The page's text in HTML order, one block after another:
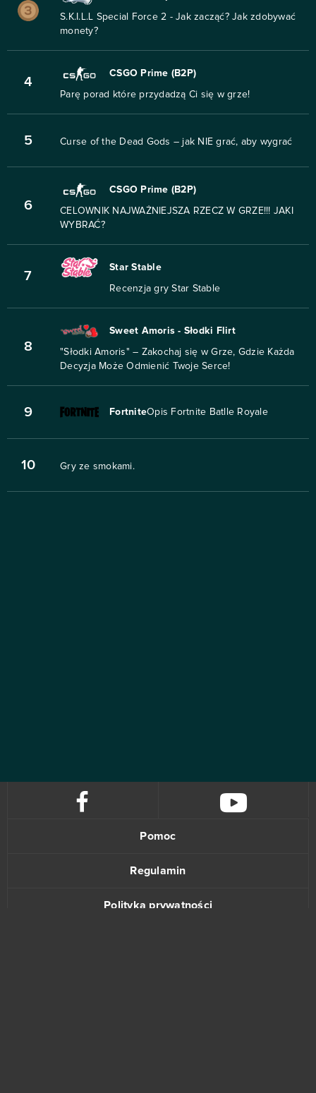
S.K.I.L.L Special Force 2 - Jak zacząć? Jak zdobywać
monety?
4
CSGO Prime (B2P)
Parę porad które przydadzą Ci się w grze!
5 Curse of the Dead Gods – jak NIE grać, aby wygrać
6
CSGO Prime (B2P)
CELOWNIK NAJWAŻNIEJSZA RZECZ W GRZE!!! JAKI
WYBRAĆ?
7
Star Stable
Recenzja gry Star Stable
8
Sweet Amoris - Słodki Flirt
"Słodki Amoris" – Zakochaj się w Grze, Gdzie Każda
Decyzja Może Odmienić Twoje Serce!
9 FortniteOpis Fortnite Batlle Royale
10 Gry ze smokami.
Pomoc
Regulamin
Polityka prywatności